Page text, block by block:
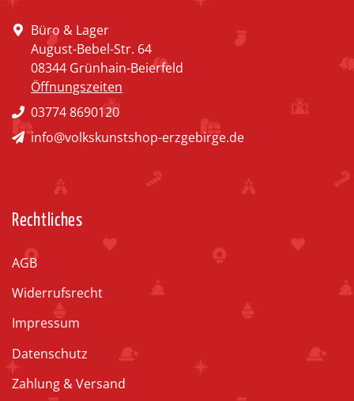
Büro & Lager
August-Bebel-Str. 64
08344 Grünhain-Beierfeld
Öffnungszeiten
03774 8690120
info@volkskunstshop-erzgebirge.de
Rechtliches
AGB
Widerrufsrecht
Impressum
Datenschutz
Zahlung & Versand